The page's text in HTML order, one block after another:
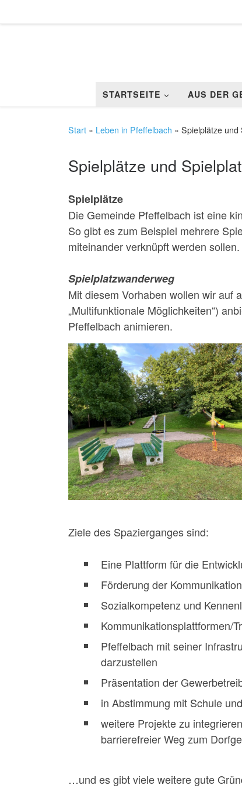
STARTSEITE AUS DER
Start » Leben in Pfeffelbach » Spielplätze und
Spielplätze und
Spielplätze
Die Gemeinde Pfeffelbach ist eine
So gibt es zum Beispiel mehrere
miteinander verknüpft werden sollen.
Spielplatzwanderweg
Mit diesem Vorhaben wollen wir auf
„Multifunktionale Möglichkeiten“)
Pfeffelbach animieren.
Ziele des Spazierganges sind:
Eine Plattform für die
Förderung der
Sozialkompetenz und
Kommunikationsplattformen/
Pfeffelbach mit seiner
darzustellen
Präsentation der
in Abstimmung mit Schule
weitere Projekte zu
barrierefreier Weg zum
…und es gibt viele weitere gute